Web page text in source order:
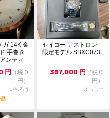
殊です
で短針を調整できます
画像に矢印を入れましたが、こちら
爪楊枝などで2秒ほど長押ししたあ
ししますと長針(分針)が回転し始め
ガ 14K 金
手巻き
ンティ
円 （税０
円）
いちろう
品
セイコー アストロン
限定モデル SBXC073
387,000 円 （税０
円）
よっしー